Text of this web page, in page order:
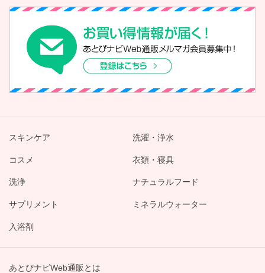
スキンケア
コスメ
洗浄
サプリメント
入浴剤
洗濯・浄水
衣類・寝具
ナチュラルフード
ミネラルウォーター
あとぴナビWeb通販とは